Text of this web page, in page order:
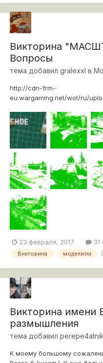
Викторина
Вопросы
тема добавил gralexxl в
http://cdn-frm-
eu.wargaming.net/wot/ru/
посвящена бумажным
угадать название
фрагментов обложек
ответить на все вопрос...
23 февраля, 2017 31
Викторина моделизм
Викторина имени
размышления
тема добавил
К моему большому